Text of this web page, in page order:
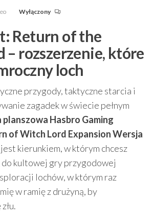
Wyłączony
Return of the
– rozszerzenie, które
loch
przygody, taktyczne starcia i
zagadek w świecie pełnym
planszowa Hasbro Gaming
of Witch Lord Expansion Wersja
kierunkiem, w którym chcesz
do kultowej gry przygodowej
lochów, w którym raz
w ramię z drużyną, by